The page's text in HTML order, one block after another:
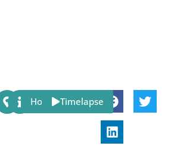
Share:
Host Timelapse